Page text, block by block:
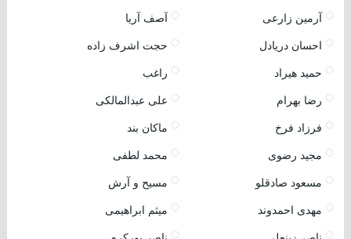
آرمین زارعی آصف آریا
احسان دریادل حجت اشرف زاده
حمید هیراد راغب
رضا بهرام علی عبدالمالکی
فرزاد فرخ ماکان بند
مجید رضوی محمد لطفی
مسعود صادقلو مسیح و آرش
مهدی احمدوند میثم ابراهیمی